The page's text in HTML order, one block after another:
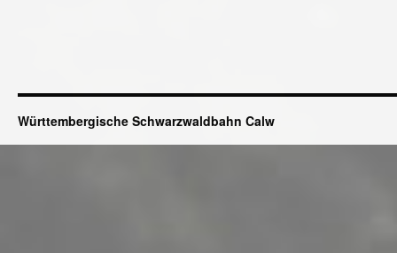
Württembergische Schwarzwaldbahn Calw